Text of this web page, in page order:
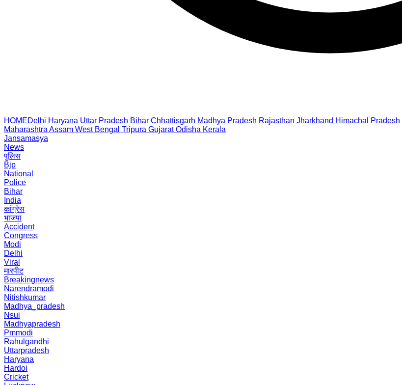
HOMEDelhi Haryana Uttar Pradesh Bihar Chhattisgarh Madhya Pradesh Rajasthan Jharkhand Himachal Pradesh
Maharashtra Assam West Bengal Tripura Gujarat Odisha Kerala
Jansamasya
News
पुलिस
Bjp
National
Police
Bihar
India
कांग्रेस
भाजपा
Accident
Congress
Modi
Delhi
Viral
मारपीट
Breakingnews
Narendramodi
Nitishkumar
Madhya_pradesh
Nsui
Madhyapradesh
Pmmodi
Rahulgandhi
Uttarpradesh
Haryana
Hardoi
Cricket